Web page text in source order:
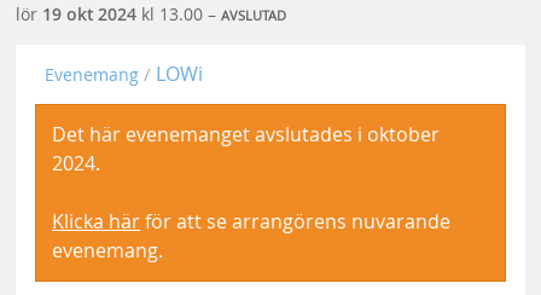
lör 19 okt 2024kl 13.00 – AVSLUTAD
Evenemang LOWi
Det här evenemanget avslutades i oktober
2024.
Klicka härför att se arrangörens nuvarande
evenemang.